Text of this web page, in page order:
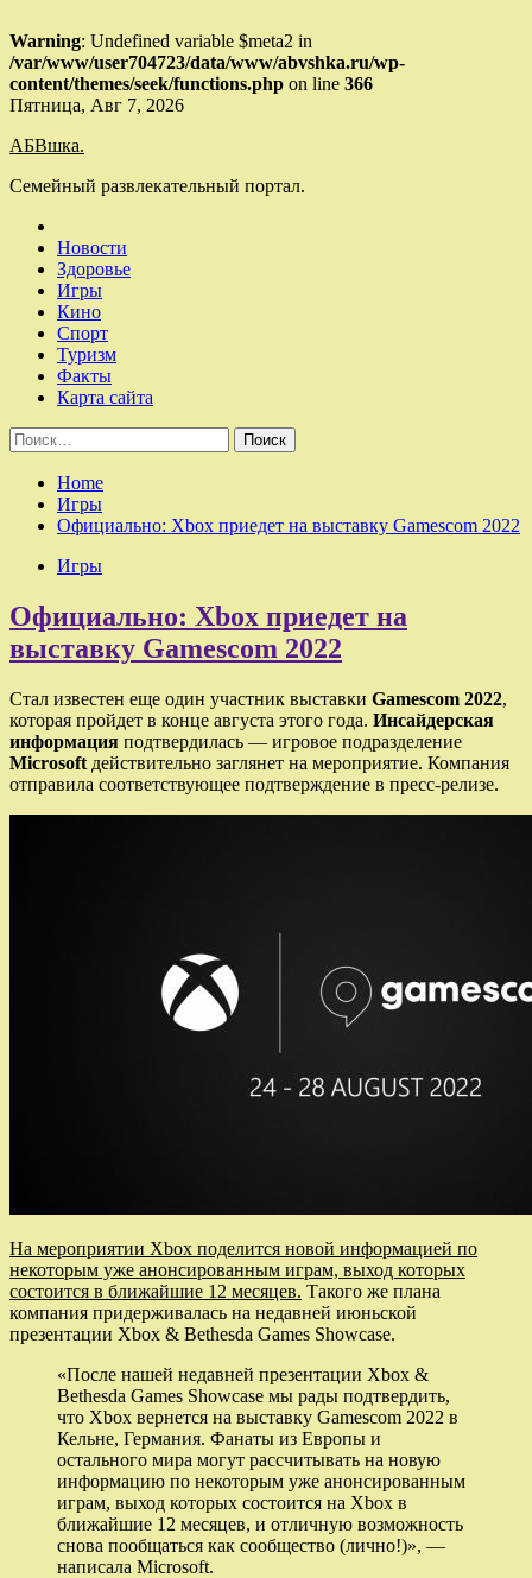
Warning: Undefined variable $meta2 in
/var/www/user704723/data/www/abvshka.ru/wp-
content/themes/seek/functions.php on line 366
Skip
content
Пятница, Авг 7, 2026
АБВшка.
Семейный развлекательный портал.
Новости
Здоровье
Игры
Кино
Спорт
Туризм
Факты
Карта сайта
Найти:
Home
Игры
Официально: Xbox приедет на выставку Gamescom 2022
Игры
Официально: Xbox приедет на
выставку Gamescom 2022
Стал известен еще один участник выставки Gamescom 2022,
которая пройдет в конце августа этого года. Инсайдерская
информация подтвердилась — игровое подразделение
Microsoft действительно заглянет на мероприятие. Компания
отправила соответствующее подтверждение в пресс-релизе.
На мероприятии Xbox поделится новой информацией по
некоторым уже анонсированным играм, выход которых
состоится в ближайшие 12 месяцев. Такого же плана
компания придерживалась на недавней июньской
презентации Xbox & Bethesda Games Showcase.
«После нашей недавней презентации Xbox &
Bethesda Games Showcase мы рады подтвердить,
что Xbox вернется на выставку Gamescom 2022 в
Кельне, Германия. Фанаты из Европы и
остального мира могут рассчитывать на новую
информацию по некоторым уже анонсированным
играм, выход которых состоится на Xbox в
ближайшие 12 месяцев, и отличную возможность
снова пообщаться как сообщество (лично!)», —
написала Microsoft.